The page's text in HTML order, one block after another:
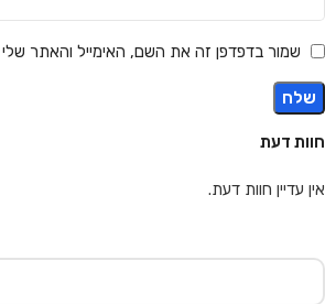
חוות דעת
אין עדיין חוות דעת.
שמור בדפדפן זה את השם, האימייל והאתר